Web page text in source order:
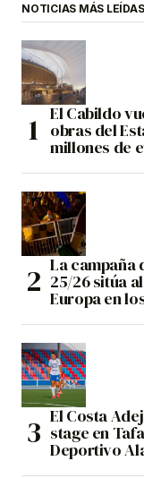
NOTICIAS MÁS LEÍDAS
El Cabildo
obras del
millones de
La campaña
25/26 sitúa
Europa en
El Costa
stage en
Deportivo